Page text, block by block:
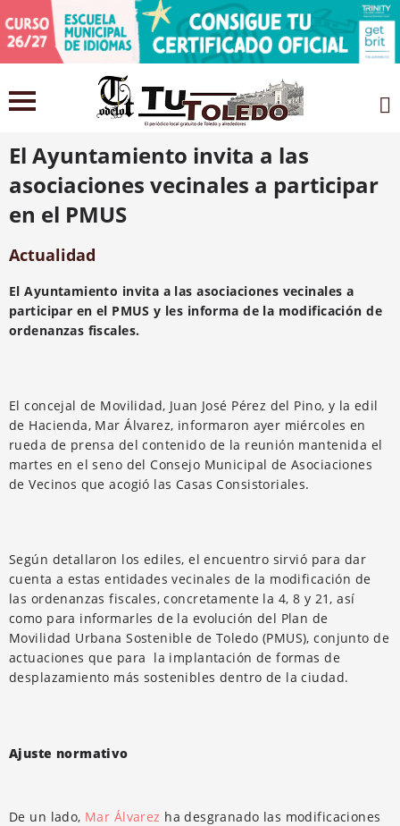
6 mayo 2021
El Ayuntamiento invita a las
asociaciones vecinales a participar
en el PMUS
Actualidad
El Ayuntamiento invita a las asociaciones vecinales a
participar en el PMUS y les informa de la modificación de
ordenanzas fiscales.
El concejal de Movilidad, Juan José Pérez del Pino, y la edil
de Hacienda, Mar Álvarez, informaron ayer miércoles en
rueda de prensa del contenido de la reunión mantenida el
martes en el seno del Consejo Municipal de Asociaciones
de Vecinos que acogió las Casas Consistoriales.
Según detallaron los ediles, el encuentro sirvió para dar
cuenta a estas entidades vecinales de la modificación de
las ordenanzas fiscales, concretamente la 4, 8 y 21, así
como para informarles de la evolución del Plan de
Movilidad Urbana Sostenible de Toledo (PMUS), conjunto de
actuaciones que para la implantación de formas de
desplazamiento más sostenibles dentro de la ciudad.
Ajuste normativo
De un lado, Mar Álvarez ha desgranado las modificaciones